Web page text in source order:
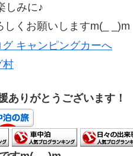
しみに♪
くお願いしますm(_ _)m
村
ありがとうございます！